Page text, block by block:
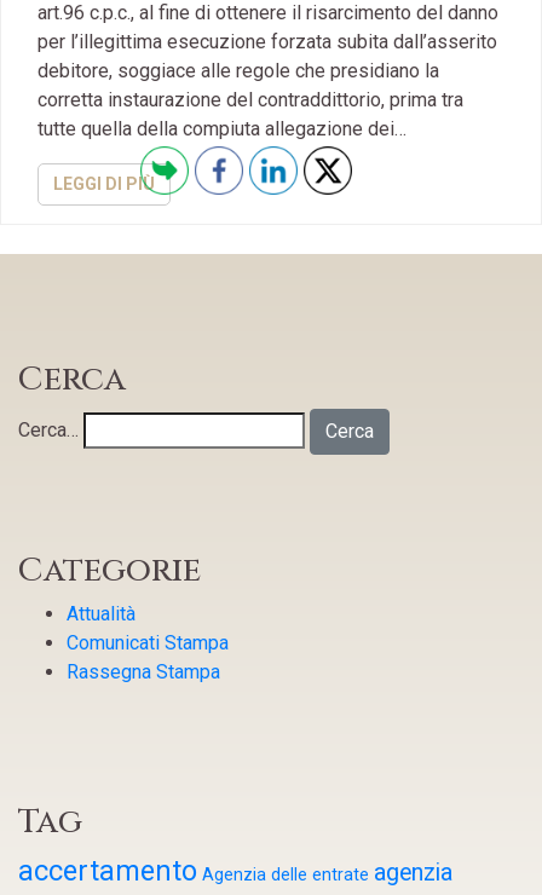
art.96 c.p.c., al fine di ottenere il risarcimento del danno
per l’illegittima esecuzione forzata subita dall’asserito
debitore, soggiace alle regole che presidiano la
corretta instaurazione del contraddittorio, prima tra
tutte quella della compiuta allegazione dei…
LEGGI DI PIÙ
Cerca
Cerca…
Categorie
Attualità
Comunicati Stampa
Rassegna Stampa
Tag
accertamento Agenzia delle entrate agenzia